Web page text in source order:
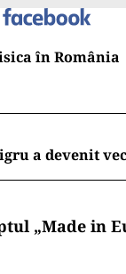
în România
a devenit
„Made in